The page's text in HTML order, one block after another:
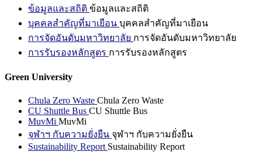
ข้อมูลและสถิติ ข้อมูลและสถิติ
บุคคลสำคัญที่มาเยือน บุคคลสำคัญที่มาเยือน
การจัดอันดับมหาวิทยาลัย การจัดอันดับมหาวิทยาลัย
การรับรองหลักสูตร การรับรองหลักสูตร
Green University
Chula Zero Waste Chula Zero Waste
CU Shuttle Bus CU Shuttle Bus
MuvMi MuvMi
จุฬาฯ กับความยั่งยืน จุฬาฯ กับความยั่งยืน
Sustainability Report Sustainability Report